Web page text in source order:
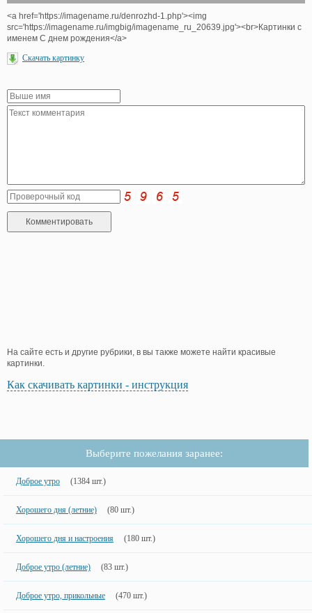
<a href='https://imagename.ru/denrozhd-1.php'><img
src='https://imagename.ru/imgbig/imagename_ru_20639.jpg'><br>Картинки с
именем С днем рождения</a>
Скачать картинку
На сайте есть и другие рубрики, в вы также можете найти красивые
картинки.
Как скачивать картинки - инструкция
Выберите пожелания заранее:
Доброе утро (1384 шт.)
Хорошего дня (летние) (80 шт.)
Хорошего дня и настроения (180 шт.)
Доброе утро (летние) (83 шт.)
Доброе утро, прикольные (470 шт.)